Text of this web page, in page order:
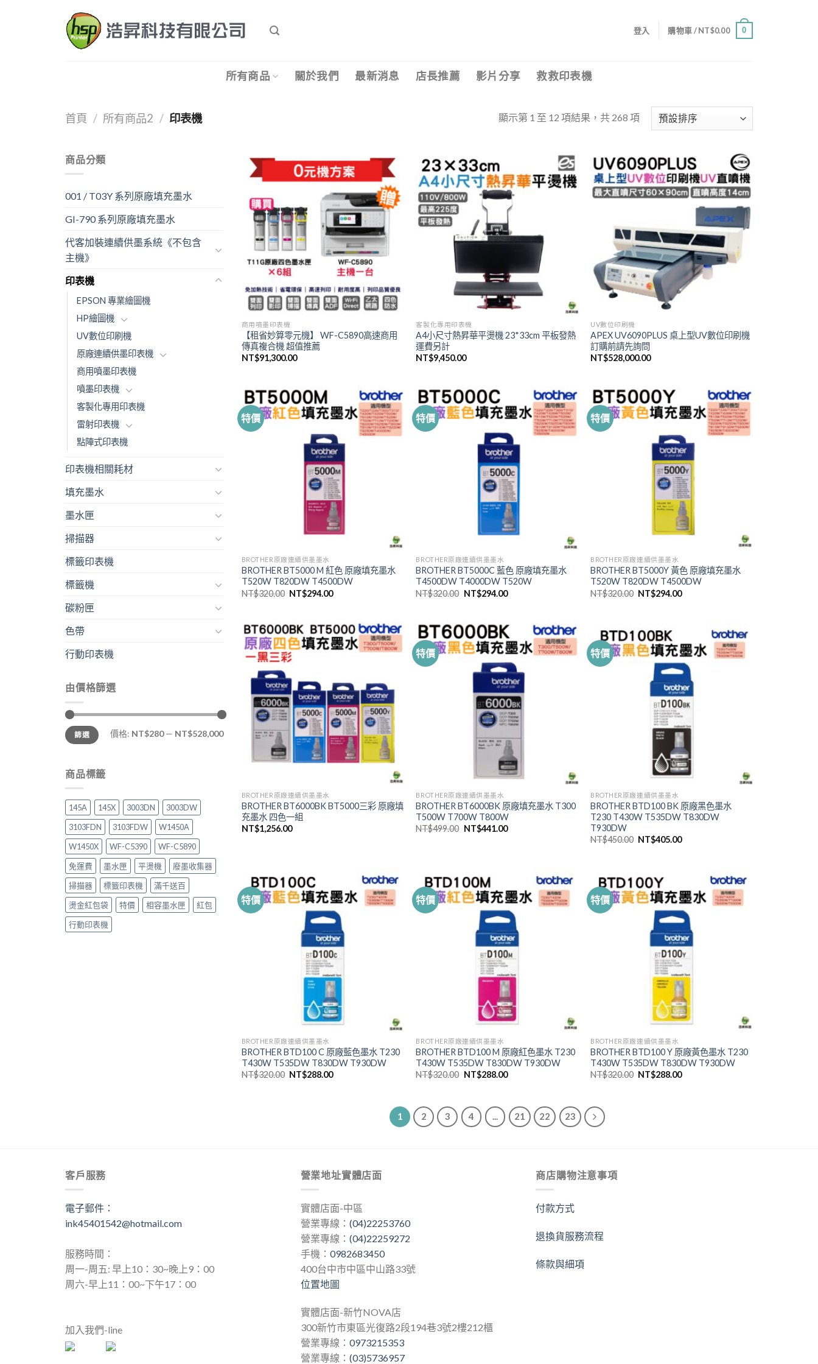
登入 購物車 /NT$0.00 0
所有商品 關於我們 最新消息 店長推薦 影片分享 救救印表機
首頁 / 所有商品2 / 印表機 顯示第 1 至 12 項結果，共 268 項
商品分類
001 / T03Y 系列原廠填充墨水
GI-790 系列原廠填充墨水
代客加裝連續供墨系統《不包含
主機》
印表機
EPSON 專業繪圖機
HP繪圖機
UV數位印刷機
原廠連續供墨印表機
商用噴墨印表機
噴墨印表機
客製化專用印表機
雷射印表機
點陣式印表機
印表機相關耗材
填充墨水
墨水匣
掃描器
標籤印表機
標籤機
碳粉匣
色帶
行動印表機
由價格篩選
最
低
價
最
高
價
篩選 價格: NT$280— NT$528,000
商品標籤
145A 145X 3003DN
3003DW
3103FDN
3103FDW
W1450A
W1450X
WF-C5390
WF-C5890
免運費
墨水匣 平燙機
廢墨收集器
掃描器
標籤印表機
滿千送百
燙金紅包袋
特價 相容墨水匣
紅包
行動印表機
商用噴墨印表機
【租省妙算零元機】 WF-C5890高速商用
傳真複合機 超值推薦
NT$91,300.00
客製化專用印表機
A4小尺寸熱昇華平燙機 23*33cm 平板發熱
運費另計
NT$9,450.00
UV數位印刷機
APEX UV6090PLUS 桌上型UV數位印刷機
訂購前請先詢問
NT$528,000.00
特價
BROTHER原廠連續供墨墨水
BROTHER BT5000 M 紅色 原廠填充墨水
T520W T820DW T4500DW
NT$320.00 原
NT$320.00。
NT$294.00目
NT$294.00。
特價
BROTHER原廠連續供墨墨水
BROTHER BT5000C 藍色 原廠填充墨水
T4500DW T4000DW T520W
NT$320.00 原
NT$320.00。
NT$294.00目
NT$294.00。
特價
BROTHER原廠連續供墨墨水
BROTHER BT5000Y 黃色 原廠填充墨水
T520W T820DW T4500DW
NT$320.00 原
NT$294.00目
BROTHER原廠連續供墨墨水
BROTHER BT6000BK BT5000三彩 原廠填
充墨水 四色一組
NT$1,256.00
特價
BROTHER原廠連續供墨墨水
BROTHER BT6000BK 原廠填充墨水 T300
T500W T700W T800W
NT$499.00 原
NT$441.00目
特價
BROTHER原廠連續供墨墨水
BROTHER BTD100 BK 原廠黑色墨水
T230 T430W T535DW T830DW
T930DW
NT$450.00 原
NT$405.00目
特價
BROTHER原廠連續供墨墨水
BROTHER BTD100 C 原廠藍色墨水 T230
T430W T535DW T830DW T930DW
NT$320.00 原
NT$288.00目
特價
BROTHER原廠連續供墨墨水
BROTHER BTD100 M 原廠紅色墨水 T230
T430W T535DW T830DW T930DW
NT$320.00 原
NT$320.00。
NT$288.00目
NT$288.00。
特價
BROTHER原廠連續供墨墨水
BROTHER BTD100 Y 原廠黃色墨水 T230
T430W T535DW T830DW T930DW
NT$320.00 原
NT$288.00目
1 2 3 4 ... 21 22 23
客戶服務
電子郵件：
ink45401542@hotmail.com
服務時間：
周一-周五: 早上10：30~晚上9：00
周六-早上11：00~下午17：00
加入我們-line
營業地址實體店面
實體店面-中區
營業專線： (04)22253760
營業專線： (04)22259272
手機： 0982683450
400台中市中區中山路33號
位置地圖
實體店面-新竹NOVA店
300新竹市東區光復路2段194巷3號2樓212櫃
營業專線： 0973215353
營業專線： (03)5736957
商店購物注意事項
付款方式
退換貨服務流程
條款與細項